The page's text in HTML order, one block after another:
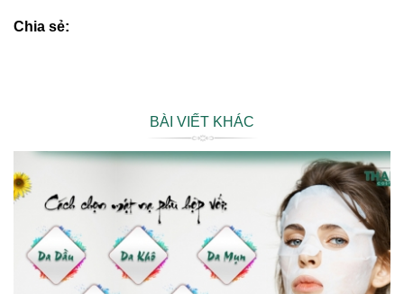
Chia sẻ:
BÀI VIẾT KHÁC